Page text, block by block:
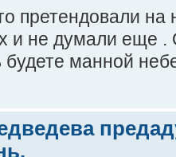
претендовали
и не думали еще .
манной